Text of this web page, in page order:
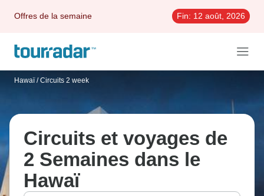
Offres de la semaine Fin: 12 août, 2026
Hawaï / Circuits 2 week
Circuits et voyages de
2 Semaines dans le
Hawaï